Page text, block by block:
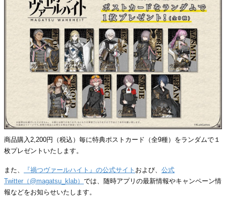
商品購入2,200円（税込）毎に特典ポストカード（全9種）をランダムで１
枚プレゼントいたします。
また、 『禍つヴァールハイト』の公式サイト および、 公式
Twitter（@magatsu_klab） では、随時アプリの最新情報やキャンペーン情
報などをお知らせいたします。